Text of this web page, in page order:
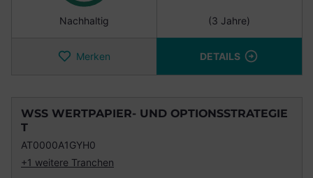
Nachhaltig (3 Jahre)
Merken DETAILS
WSS WERTPAPIER- UND OPTIONSSTRATEGIE
T
AT0000A1GYH0
+1 weitere Tranchen